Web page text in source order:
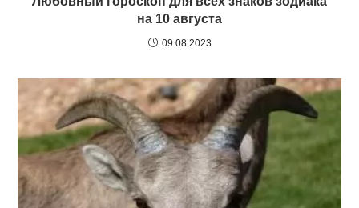
на 10 августа
09.08.2023